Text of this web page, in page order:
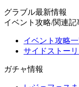
グラブル最新情報
イベント攻略/関連記
イベント攻略
サイドストー
ガチャ情報